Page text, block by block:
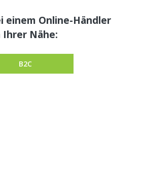
einem Online-Händler
Nähe:
B2C